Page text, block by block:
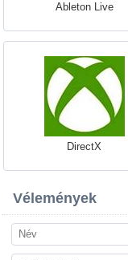
Ableton Live
DirectX
Vélemények